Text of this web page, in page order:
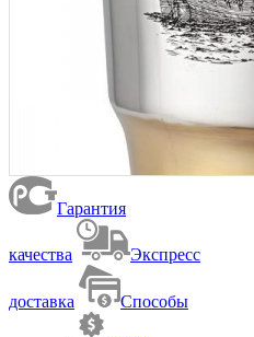
Гарантия
качества Экспресс
доставка Способы